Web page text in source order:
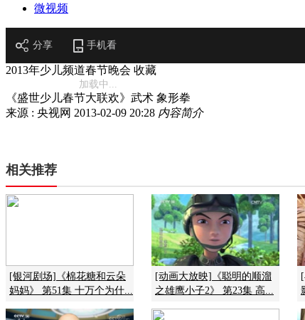
微视频
分享 手机看
2013年少儿频道春节晚会 收藏
加载中...
《盛世少儿春节大联欢》武术 象形拳
来源 : 央视网 2013-02-09 20:28 内容简介
相关推荐
[银河剧场]《棉花糖和云朵
妈妈》 第51集 十万个为什...
[动画大放映]《聪明的顺溜
之雄鹰小子2》 第23集 高...